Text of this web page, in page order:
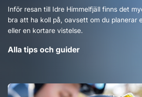
Inför resan till Idre Himmelfjäll finns det
bra att ha koll på, oavsett om du planerar
eller en kortare vistelse.
Alla tips och guider